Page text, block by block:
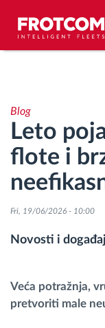
Analiza
Praćenje
Upravljanje
Upravljanje
Blog
Leto
flote i
Fri, 19/06/2026 - 10:00
Novosti i
Veća potražnja,
pretvoriti male